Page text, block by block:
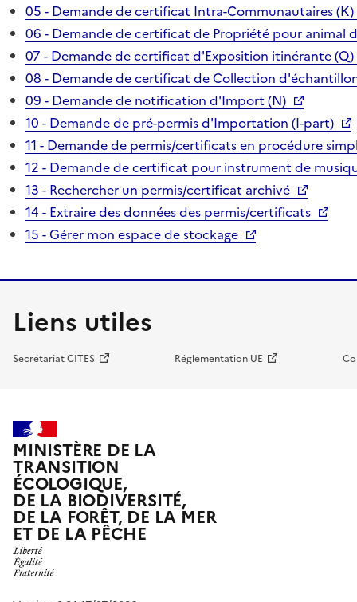
05 - Demande de certificat Intra-Communautaires (K)
06 - Demande de certificat de Propriété pour animal
07 - Demande de certificat d'Exposition itinérante (Q)
08 - Demande de certificat de Collection
09 - Demande de notification d'Import (N)
10 - Demande de pré-permis d'Importation (I-part)
11 - Demande de permis/certificats en procédure
12 - Demande de certificat pour instrument de
13 - Rechercher un permis/certificat archivé
14 - Extraire des données des permis/certificats
15 - Gérer mon espace de stockage
Liens utiles
Secrétariat CITES Réglementation UE
MINISTÈRE DE LA
TRANSITION
ÉCOLOGIQUE,
DE LA BIODIVERSITÉ,
DE LA FORÊT, DE LA MER
ET DE LA PÊCHE